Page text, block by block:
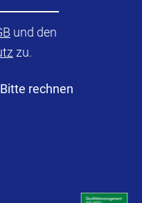
und den
zu.
Bitte rechnen